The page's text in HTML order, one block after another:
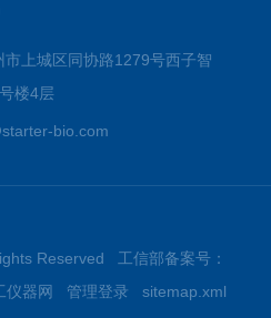
市上城区同协路1279号西子智
楼4层
bio.com
Reserved 工信部备案号：
仪器网 管理登录 sitemap.xml